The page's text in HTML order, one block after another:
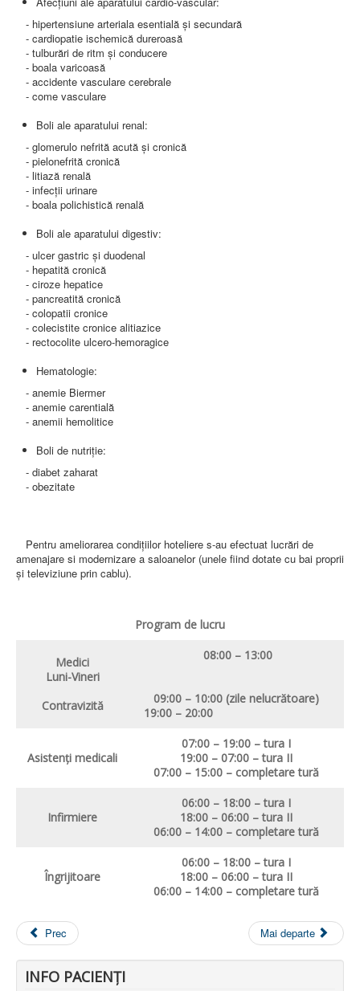
- hipertensiune arteriala esentială şi secundară
- cardiopatie ischemică dureroasă
- tulburări de ritm şi conducere
- boala varicoasă
- accidente vasculare cerebrale
- come vasculare
Boli ale aparatului renal:
- glomerulo nefrită acută şi cronică
- pielonefrită cronică
- litiază renală
- infecţii urinare
- boala polichistică renală
Boli ale aparatului digestiv:
- ulcer gastric şi duodenal
- hepatită cronică
- ciroze hepatice
- pancreatită cronică
- colopatii cronice
- colecistite cronice alitiazice
- rectocolite ulcero-hemoragice
Hematologie:
- anemie Biermer
- anemie carentială
- anemii hemolitice
Boli de nutriţie:
- diabet zaharat
- obezitate
Pentru ameliorarea condiţiilor hoteliere s-au efectuat lucrări de
amenajare si modernizare a saloanelor (unele fiind dotate cu bai proprii
şi televiziune prin cablu).
Program de lucru
Medici
Luni-Vineri
Contravizită
08:00 – 13:00
09:00 – 10:00 (zile nelucrătoare)
19:00 – 20:00
Asistenţi medicali
07:00 – 19:00 – tura I
19:00 – 07:00 – tura II
07:00 – 15:00 – completare tură
Infirmiere
06:00 – 18:00 – tura I
18:00 – 06:00 – tura II
06:00 – 14:00 – completare tură
Îngrijitoare
06:00 – 18:00 – tura I
18:00 – 06:00 – tura II
06:00 – 14:00 – completare tură
Prec Mai departe
INFO PACIENŢI